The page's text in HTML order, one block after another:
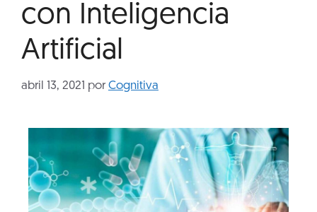
con Inteligencia
Artificial
abril 13, 2021 por Cognitiva